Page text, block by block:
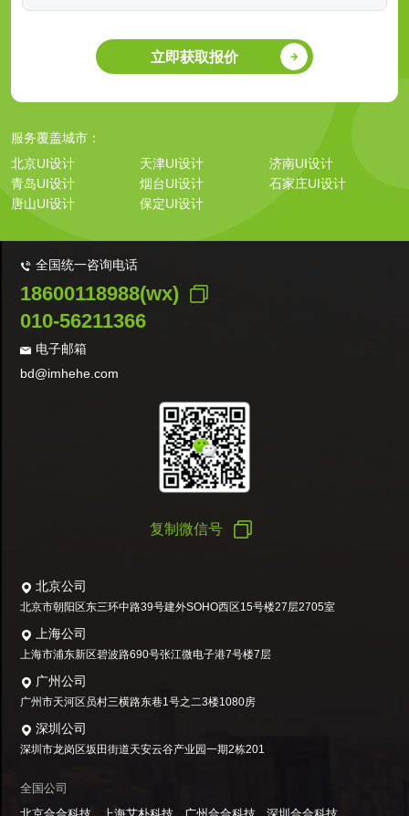
立即获取报价
服务覆盖城市：
北京UI设计
天津UI设计
济南UI设计
青岛UI设计
烟台UI设计
石家庄UI设计
唐山UI设计
保定UI设计
全国统一咨询电话
18600118988(wx)
010-56211366
电子邮箱
bd@imhehe.com
复制微信号
北京公司
北京市朝阳区东三环中路39号建外SOHO西区15号楼27层2705室
上海公司
上海市浦东新区碧波路690号张江微电子港7号楼7层
广州公司
广州市天河区员村三横路东巷1号之二3楼1080房
深圳公司
深圳市龙岗区坂田街道天安云谷产业园一期2栋201
全国公司